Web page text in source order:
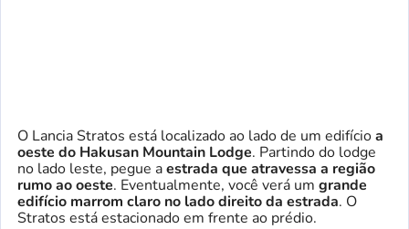
O Lancia Stratos está localizado ao lado de um edifícioa
oeste do Hakusan Mountain Lodge. Partindo do lodge
no lado leste, pegue aestrada que atravessa a região
rumo ao oeste. Eventualmente, você verá um grande
edifício marrom claro no lado direito da estrada. O
Stratos está estacionado em frente ao prédio.